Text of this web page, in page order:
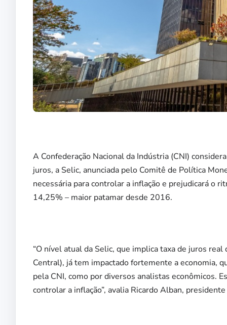
A Confederação Nacional da Indústria (CNI)
juros, a Selic, anunciada pelo Comitê de Política
necessária para controlar a inflação e prejudicará o
14,25% – maior patamar desde 2016.
“O nível atual da Selic, que implica taxa de juros
Central), já tem impactado fortemente a economia,
pela CNI, como por diversos analistas econômicos.
controlar a inflação”, avalia Ricardo Alban, presidente